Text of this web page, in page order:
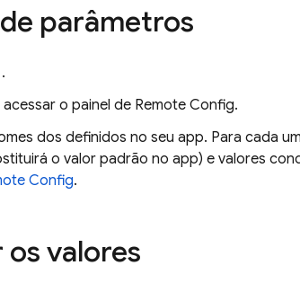
parâmetros
.
o painel de Remote Config.
dos definidos no seu app. Para cada
o valor padrão no app) e valores
Config.
valores